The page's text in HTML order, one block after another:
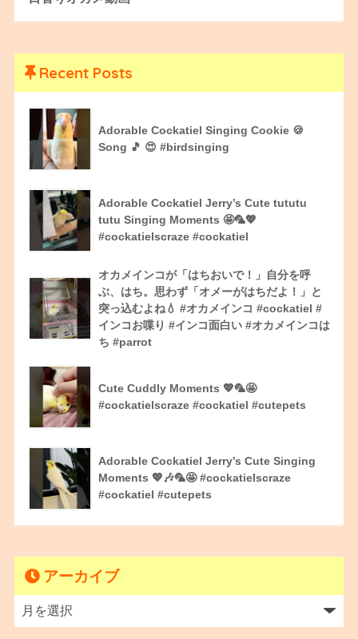
Recent Posts
Adorable Cockatiel Singing Cookie 🍪
Song 🎵 😍 #birdsinging
Adorable Cockatiel Jerry’s Cute tututu
tutu Singing Moments 🤩🦜💖
#cockatielscraze #cockatiel
オカメインコが「はちおいで！」自分を呼
ぶ、はち。思わず「オメーがはちだよ！」と
突っ込むよね💧 #オカメインコ #cockatiel #
インコお喋り #インコ面白い #オカメインコは
ち #parrot
Cute Cuddly Moments 💖🦜🤩
#cockatielscraze #cockatiel #cutepets
Adorable Cockatiel Jerry’s Cute Singing
Moments 💖🎶🦜🤩 #cockatielscraze
#cockatiel #cutepets
アーカイブ